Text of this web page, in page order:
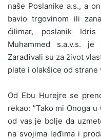
naše Poslanike a.s., a
bavio trgovinom ili
ćilimar, poslanik
Muhammed s.a.v.s.
Zarađivali su za život
plate i olakšice od strane
Od Ebu Hurejre se
rekao: ”Tako mi Onoga
od vas je bolje da
na svojima leđima i